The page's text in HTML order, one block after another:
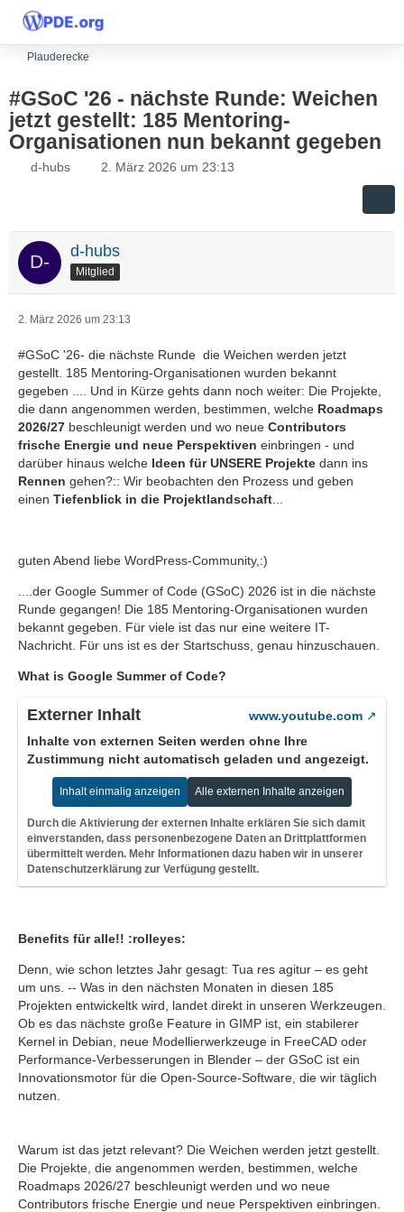
Plauderecke
#GSoC '26 - nächste Runde: Weichen
jetzt gestellt: 185 Mentoring-
Organisationen nun bekannt gegeben
d-hubs 2. März 2026 um 23:13
d-hubs
Mitglied
2. März 2026 um 23:13
#GSoC '26- die nächste Runde ️ die Weichen werden jetzt
gestellt. 185 Mentoring-Organisationen wurden bekannt
gegeben .... Und in Kürze gehts dann noch weiter: Die Projekte,
die dann angenommen werden, bestimmen, welche Roadmaps
2026/27 beschleunigt werden und wo neue Contributors
frische Energie und neue Perspektiven einbringen - und
darüber hinaus welche Ideen für UNSERE Projekte dann ins
Rennen gehen?:: Wir beobachten den Prozess und geben
einen Tiefenblick in die Projektlandschaft
guten Abend liebe WordPress-Community,:)
....der Google Summer of Code (GSoC) 2026 ist in die nächste
Runde gegangen! Die 185 Mentoring-Organisationen wurden
bekannt gegeben. Für viele ist das nur eine weitere IT-
Nachricht. Für uns ist es der Startschuss, genau hinzuschauen.
What is Google Summer of Code?
Externer Inhalt
www.youtube.com
Inhalte von externen Seiten werden ohne Ihre
Zustimmung nicht automatisch geladen und angezeigt.
Inhalt einmalig anzeigen Alle externen Inhalte anzeigen
Durch die Aktivierung der externen Inhalte erklären Sie sich damit
einverstanden, dass personenbezogene Daten an Drittplattformen
übermittelt werden. Mehr Informationen dazu haben wir in unserer
Datenschutzerklärung zur Verfügung gestellt.
Benefits für alle!! :rolleyes:
Denn, wie schon letztes Jahr gesagt: Tua res agitur – es geht
um uns. -- Was in den nächsten Monaten in diesen 185
Projekten entwickeltk wird, landet direkt in unseren Werkzeugen.
Ob es das nächste große Feature in GIMP ist, ein stabilerer
Kernel in Debian, neue Modellierwerkzeuge in FreeCAD oder
Performance-Verbesserungen in Blender – der GSoC ist ein
Innovationsmotor für die Open-Source-Software, die wir täglich
nutzen.
Warum ist das jetzt relevant? Die Weichen werden jetzt gestellt.
Die Projekte, die angenommen werden, bestimmen, welche
Roadmaps 2026/27 beschleunigt werden und wo neue
Contributors frische Energie und neue Perspektiven einbringen.